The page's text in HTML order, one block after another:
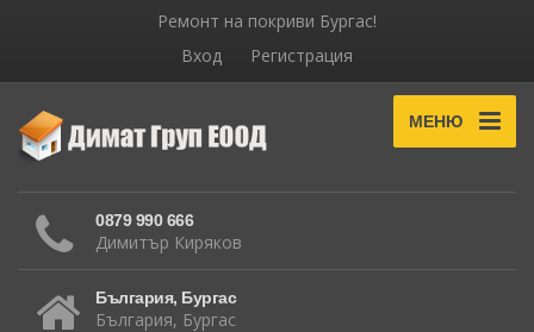
Ремонт на покриви Бургас!
Вход
Регистрация
МЕНЮ
0879 990 666
Димитър Киряков
България, Бургас
България, Бургас